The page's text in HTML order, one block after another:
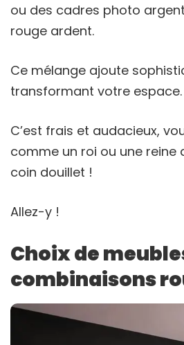
ou des cadres photo
rouge ardent.
Ce mélange ajoute
transformant votre espace.
C’est frais et audacieux,
comme un roi ou une reine
coin douillet !
Allez-y !
Choix de
combinaisons